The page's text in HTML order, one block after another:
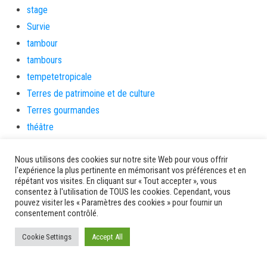
stage
Survie
tambour
tambours
tempetetropicale
Terres de patrimoine et de culture
Terres gourmandes
théâtre
toussaint
tradition
Transition Energétique
Transport et routes
Travail
Travaux
Nous utilisons des cookies sur notre site Web pour vous offrir
l'expérience la plus pertinente en mémorisant vos préférences et en
répétant vos visites. En cliquant sur « Tout accepter », vous
consentez à l'utilisation de TOUS les cookies. Cependant, vous
pouvez visiter les « Paramètres des cookies » pour fournir un
consentement contrôlé.
Cookie Settings Accept All